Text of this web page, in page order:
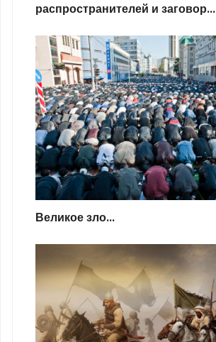
распространителей и заговор...
Великое зло...